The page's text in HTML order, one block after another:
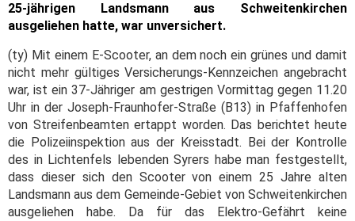
25-jährigen Landsmann aus Schweitenkirchen
ausgeliehen hatte, war unversichert.
(ty) Mit einem E-Scooter, an dem noch ein grünes und damit
nicht mehr gültiges Versicherungs-Kennzeichen angebracht
war, ist ein 37-Jähriger am gestrigen Vormittag gegen 11.20
Uhr in der Joseph-Fraunhofer-Straße (B13) in Pfaffenhofen
von Streifenbeamten ertappt worden. Das berichtet heute
die Polizeiinspektion aus der Kreisstadt. Bei der Kontrolle
des in Lichtenfels lebenden Syrers habe man festgestellt,
dass dieser sich den Scooter von einem 25 Jahre alten
Landsmann aus dem Gemeinde-Gebiet von Schweitenkirchen
ausgeliehen habe. Da für das Elektro-Gefährt keine